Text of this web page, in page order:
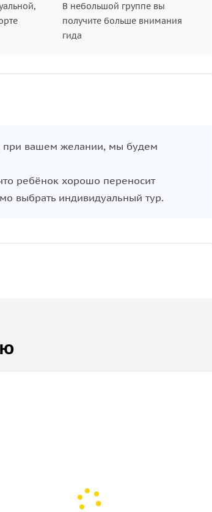
В небольшой группе вы
получите больше внимания
гида
при вашем желании, мы будем
ребёнок хорошо переносит
выбрать индивидуальный тур.